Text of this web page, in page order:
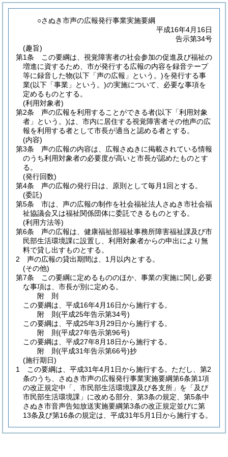
○さぬき市声の広報発行事業実施要綱
平成16年4月16日
告示第34号
(趣旨)
第1条
この要綱は、視覚障害者の社会参加の促進及び福祉の
増進に資するため、市が発行する広報の内容を録音テープ
等に録音した物(以下「声の広報」という。)を発行する事
業(以下「事業」という。)の実施について、必要な事項を
定めるものとする。
(利用対象者)
第2条
声の広報を利用することができる者(以下「利用対象
者」という。)は、市内に居住する視覚障害者その他声の広
報を利用する者として市長が適当と認める者とする。
(内容)
第3条
声の広報の内容は、広報さぬきに掲載されている情報
のうち利用対象者の必要度が高いと市長が認めたものとす
る。
(発行回数)
第4条
声の広報の発行日は、原則として毎月1回とする。
(委託)
第5条
市は、声の広報の制作を社会福祉法人さぬき市社会福
祉協議会又は福祉関係団体に委託できるものとする。
(利用方法等)
第6条
声の広報は、健康福祉部福祉事務所障害福祉課及び市
民部生活環境課に設置し、利用対象者からの申出により無
料で貸し出すものとする。
2
声の広報の貸出期間は、1月以内とする。
(その他)
第7条
この要綱に定めるもののほか、事業の実施に関し必要
な事項は、市長が別に定める。
附 則
この要綱は、平成16年4月16日から施行する。
附 則(平成25年告示第34号)
この要綱は、平成25年3月29日から施行する。
附 則(平成27年告示第96号)
この要綱は、平成27年8月18日から施行する。
附 則(平成31年告示第66号)抄
(施行期日)
1
この要綱は、平成31年4月1日から施行する。 ただし、第2
条のうち、さぬき市声の広報発行事業実施要綱第6条第1項
の改正規定中「、市民部生活環境課及び各支所」を「及び
市民部生活環境課」に改める部分、第3条の規定、第5条中
さぬき市音声告知放送実施要綱第3条の改正規定並びに第
13条及び第16条の規定は、平成31年5月1日から施行する。